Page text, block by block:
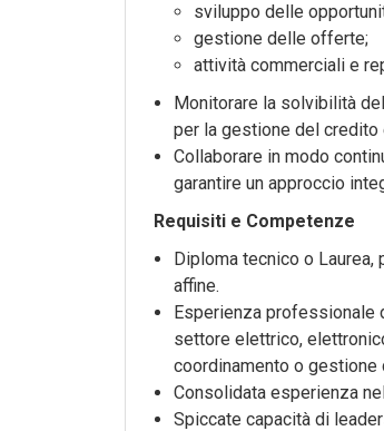
sviluppo delle
gestione delle offerte;
attività commerciali e
Monitorare la solvibilità
per la gestione del credito
Collaborare in modo
garantire un approccio
Requisiti e Competenze
Diploma tecnico o
affine.
Esperienza professionale
settore elettrico,
coordinamento o gestione
Consolidata esperienza
Spiccate capacità di